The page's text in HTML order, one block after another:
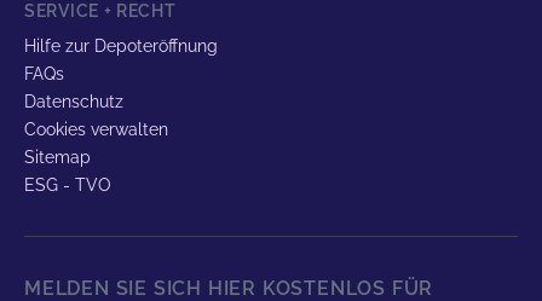
SERVICE + RECHT
Hilfe zur Depoteröffnung
FAQs
Datenschutz
Cookies verwalten
Sitemap
ESG - TVO
MELDEN SIE SICH HIER KOSTENLOS FÜR